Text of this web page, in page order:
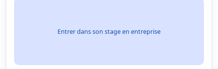
Entrer dans son stage en entreprise